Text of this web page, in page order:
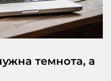
темнота, а